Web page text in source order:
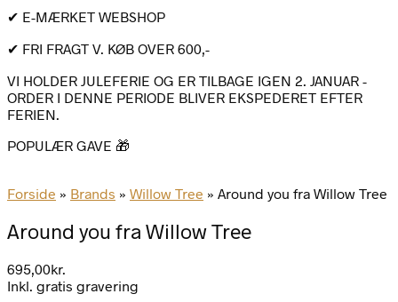
✔ E-MÆRKET WEBSHOP
✔ FRI FRAGT V. KØB OVER 600,-
VI HOLDER JULEFERIE OG ER TILBAGE IGEN 2. JANUAR -
ORDER I DENNE PERIODE BLIVER EKSPEDERET EFTER
FERIEN.
POPULÆR GAVE 🎁
Forside » Brands » Willow Tree » Around you fra Willow Tree
Around you fra Willow Tree
695,00kr.
Inkl. gratis gravering